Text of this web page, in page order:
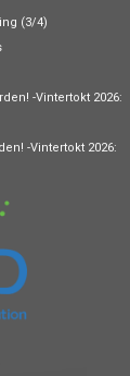
(3/4)
-Vintertokt 2026:
-Vintertokt 2026: